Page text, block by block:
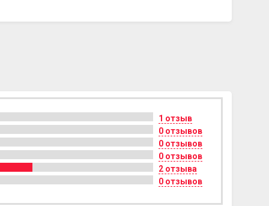
1 отзыв
0 отзывов
0 отзывов
0 отзывов
2 отзыва
0 отзывов